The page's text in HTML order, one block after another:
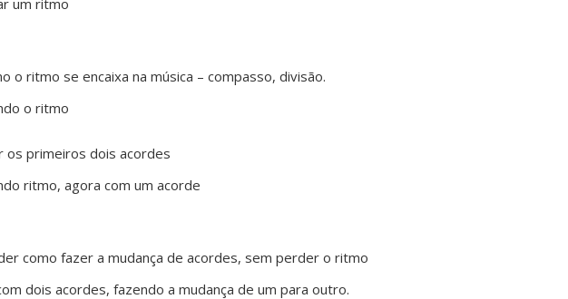
um ritmo
o ritmo se encaixa na música – compasso, divisão.
o ritmo
os primeiros dois acordes
ritmo, agora com um acorde
como fazer a mudança de acordes, sem perder o ritmo
dois acordes, fazendo a mudança de um para outro.